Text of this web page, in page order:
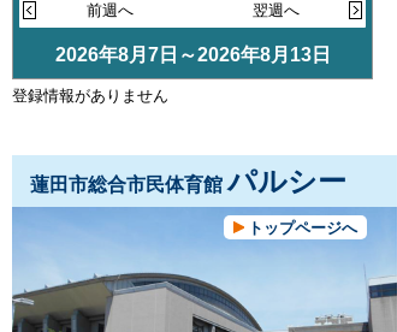
2026年8月7日～2026年8月13日
翌週へ
前週へ
登録情報がありません
蓮田市総合市民体育館パルシー
トップページへ